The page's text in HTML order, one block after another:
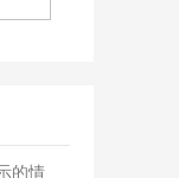
的情